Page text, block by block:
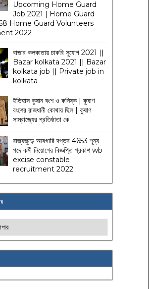
Upcoming Home Guard
Job 2021 | Home Guard
Home Guard Volunteers
2022
বাজার কলকাতায় চাকরি সুযোগ 2021 ||
Bazar kolkata 2021 || Bazar
kolkata job || Private job in
kolkata
ইতিহাস কুষান বংশ ও কনিষ্ক | কুষাণ
বংশের রাজধানী কোথায় ছিল | কুষাণ
সাম্রাজ্যের প্রতিষ্ঠাতা কে
রাজ্যজুড়ে আবগারি দপ্তর 4653 শূন্য
পদে কর্মী নিয়োগের বিজ্ঞপ্তি প্রকাশ wb
excise constable
recruitment 2022